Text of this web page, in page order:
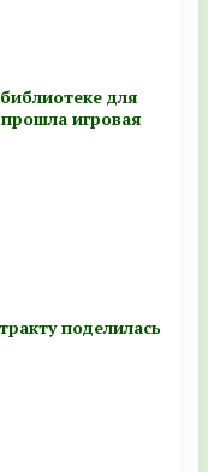
для
игровая
поделилась